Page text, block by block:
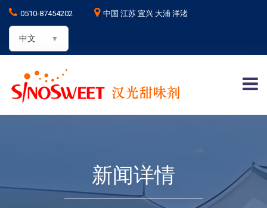
0510-87454202 中国 江苏 宜兴 大浦 洋渚
中文
新闻详情